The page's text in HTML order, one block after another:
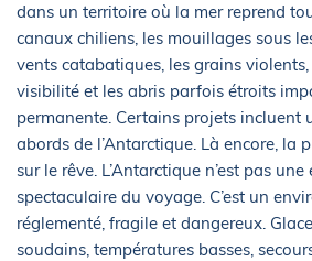
dans un territoire où la mer reprend
canaux chiliens, les mouillages sous
vents catabatiques, les grains
visibilité et les abris parfois étroits
permanente. Certains projets incluent
abords de l’Antarctique. Là encore, la
sur le rêve. L’Antarctique n’est pas
spectaculaire du voyage. C’est un
réglementé, fragile et dangereux.
soudains, températures basses,